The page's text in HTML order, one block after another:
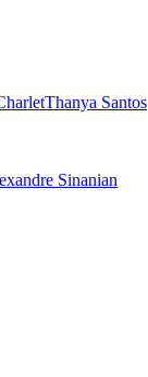
Thanya Santos
Sinanian